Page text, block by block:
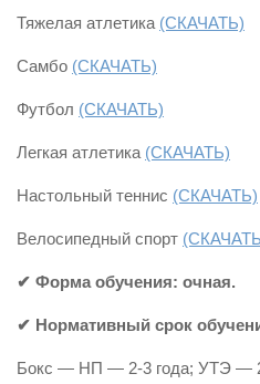
Тяжелая атлетика (СКАЧАТЬ)
Самбо (СКАЧАТЬ)
Футбол (СКАЧАТЬ)
Легкая атлетика (СКАЧАТЬ)
Настольный теннис (СКАЧАТЬ)
Велосипедный спорт
✔ Форма обучения: очная.
✔ Нормативный срок
Бокс — НП — 2-3 года; УТЭ —